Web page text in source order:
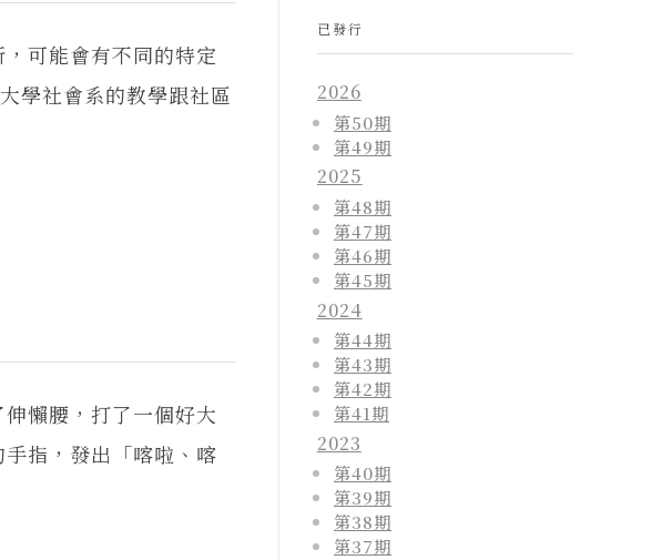
可能會有不同的特定
學社會系的教學跟社區
懶腰，打了一個好大
指，發出「喀啦、喀
已發行
2026
第50期
第49期
2025
第48期
第47期
第46期
第45期
2024
第44期
第43期
第42期
第41期
2023
第40期
第39期
第38期
第37期